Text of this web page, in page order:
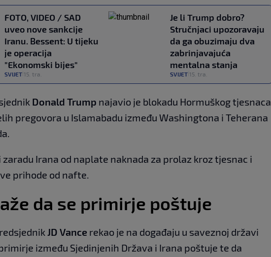
FOTO, VIDEO / SAD
uveo nove sankcije
Iranu. Bessent: U tijeku
je operacija
"Ekonomski bijes"
SVIJET 15. tra.
Je li Trump dobro?
Stručnjaci upozoravaju
da ga obuzimaju dva
zabrinjavajuća
mentalna stanja
SVIJET 15. tra.
Donald Trump najavio je blokadu Hormuškog tjesnaca
pregovora u Islamabadu između Washingtona i Teherana
Irana od naplate naknada za prolaz kroz tjesnac i
prihode od nafte.
da se primirje poštuje
JD Vance rekao je na događaju u saveznoj državi
između Sjedinjenih Država i Irana poštuje te da